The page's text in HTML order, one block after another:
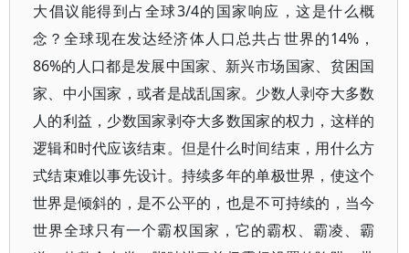
大倡议能得到占全球3/4的国家响应，这是什么概
念？全球现在发达经济体人口总共占世界的14%，
86%的人口都是发展中国家、新兴市场国家、贫困国
家、中小国家，或者是战乱国家。少数人剥夺大多数
人的利益，少数国家剥夺大多数国家的权力，这样的
逻辑和时代应该结束。但是什么时间结束，用什么方
式结束难以事先设计。持续多年的单极世界，使这个
世界是倾斜的，是不公平的，也是不可持续的，当今
世界全球只有一个霸权国家，它的霸权、霸凌、霸